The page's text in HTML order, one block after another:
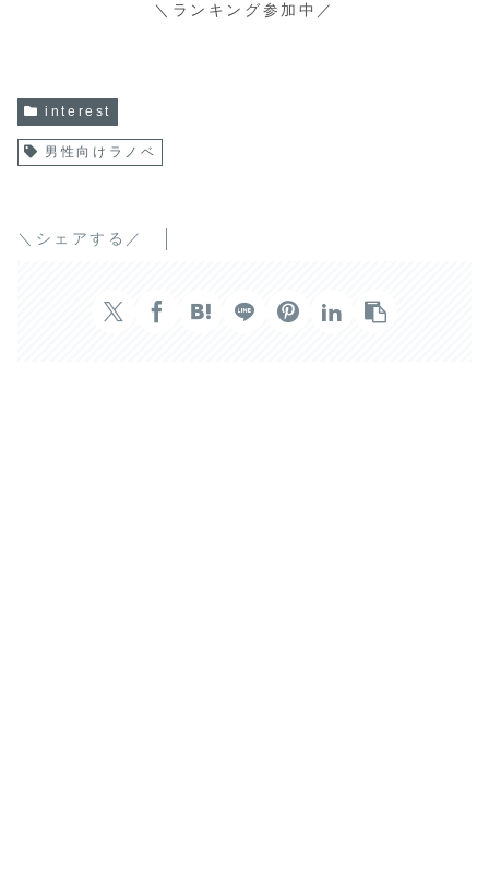
＼ランキング参加中／
interest
男性向けラノベ
＼シェアする／